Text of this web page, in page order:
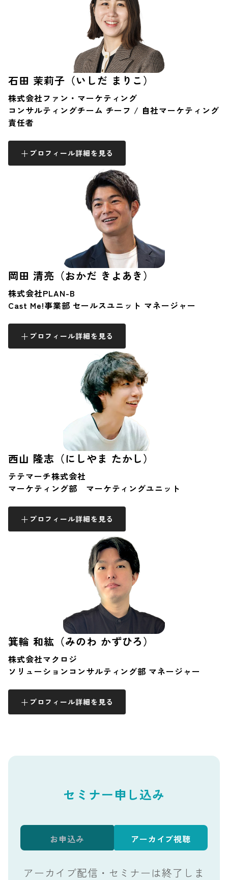
石田 茉莉子（いしだ まりこ）
株式会社ファン・マーケティング
コンサルティングチーム チーフ / 自社マーケティング
責任者
プロフィール詳細を見る
岡田 清亮（おかだ きよあき）
株式会社PLAN-B
Cast Me!事業部 セールスユニット マネージャー
プロフィール詳細を見る
西山 隆志（にしやま たかし）
テテマーチ株式会社
マーケティング部 マーケティングユニット
プロフィール詳細を見る
箕輪 和紘（みのわ かずひろ）
株式会社マクロジ
ソリューションコンサルティング部 マネージャー
プロフィール詳細を見る
セミナー申し込み
お申込み アーカイブ視聴
アーカイブ配信・セミナーは終了しま